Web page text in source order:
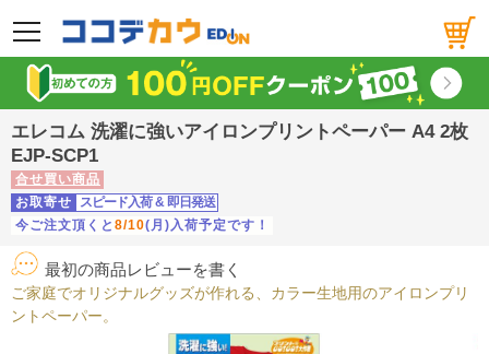
メニュー
エレコム 洗濯に強いアイロンプリントペーパー A4 2枚
EJP-SCP1
合せ買い商品
お取寄せ
スピード入荷 & 即日発送
今ご注文頂くと 8/10(月)入荷予定です！
最初の商品レビューを書く
ご家庭でオリジナルグッズが作れる、カラー生地用のアイロンプリ
ントペーパー。